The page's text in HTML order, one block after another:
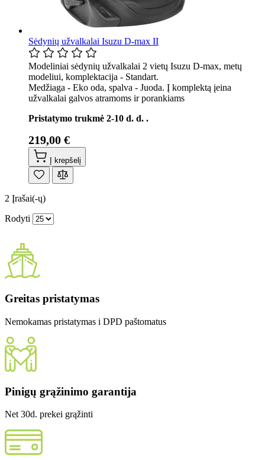
Sėdynių užvalkalai Isuzu D-max II
Modeliniai sėdynių užvalkalai 2 vietų Isuzu D-max, metų
modeliui, komplektacija - Standart.
Medžiaga - Eko oda, spalva - Juoda. Į komplektą įeina
užvalkalai galvos atramoms ir porankiams
Pristatymo trukmė 2-10 d. d. .
219,00 €
Į krepšelį
2 Įrašai(-ų)
Rodyti
Greitas pristatymas
Nemokamas pristatymas i DPD paštomatus
Pinigų grąžinimo garantija
Net 30d. prekei grąžinti